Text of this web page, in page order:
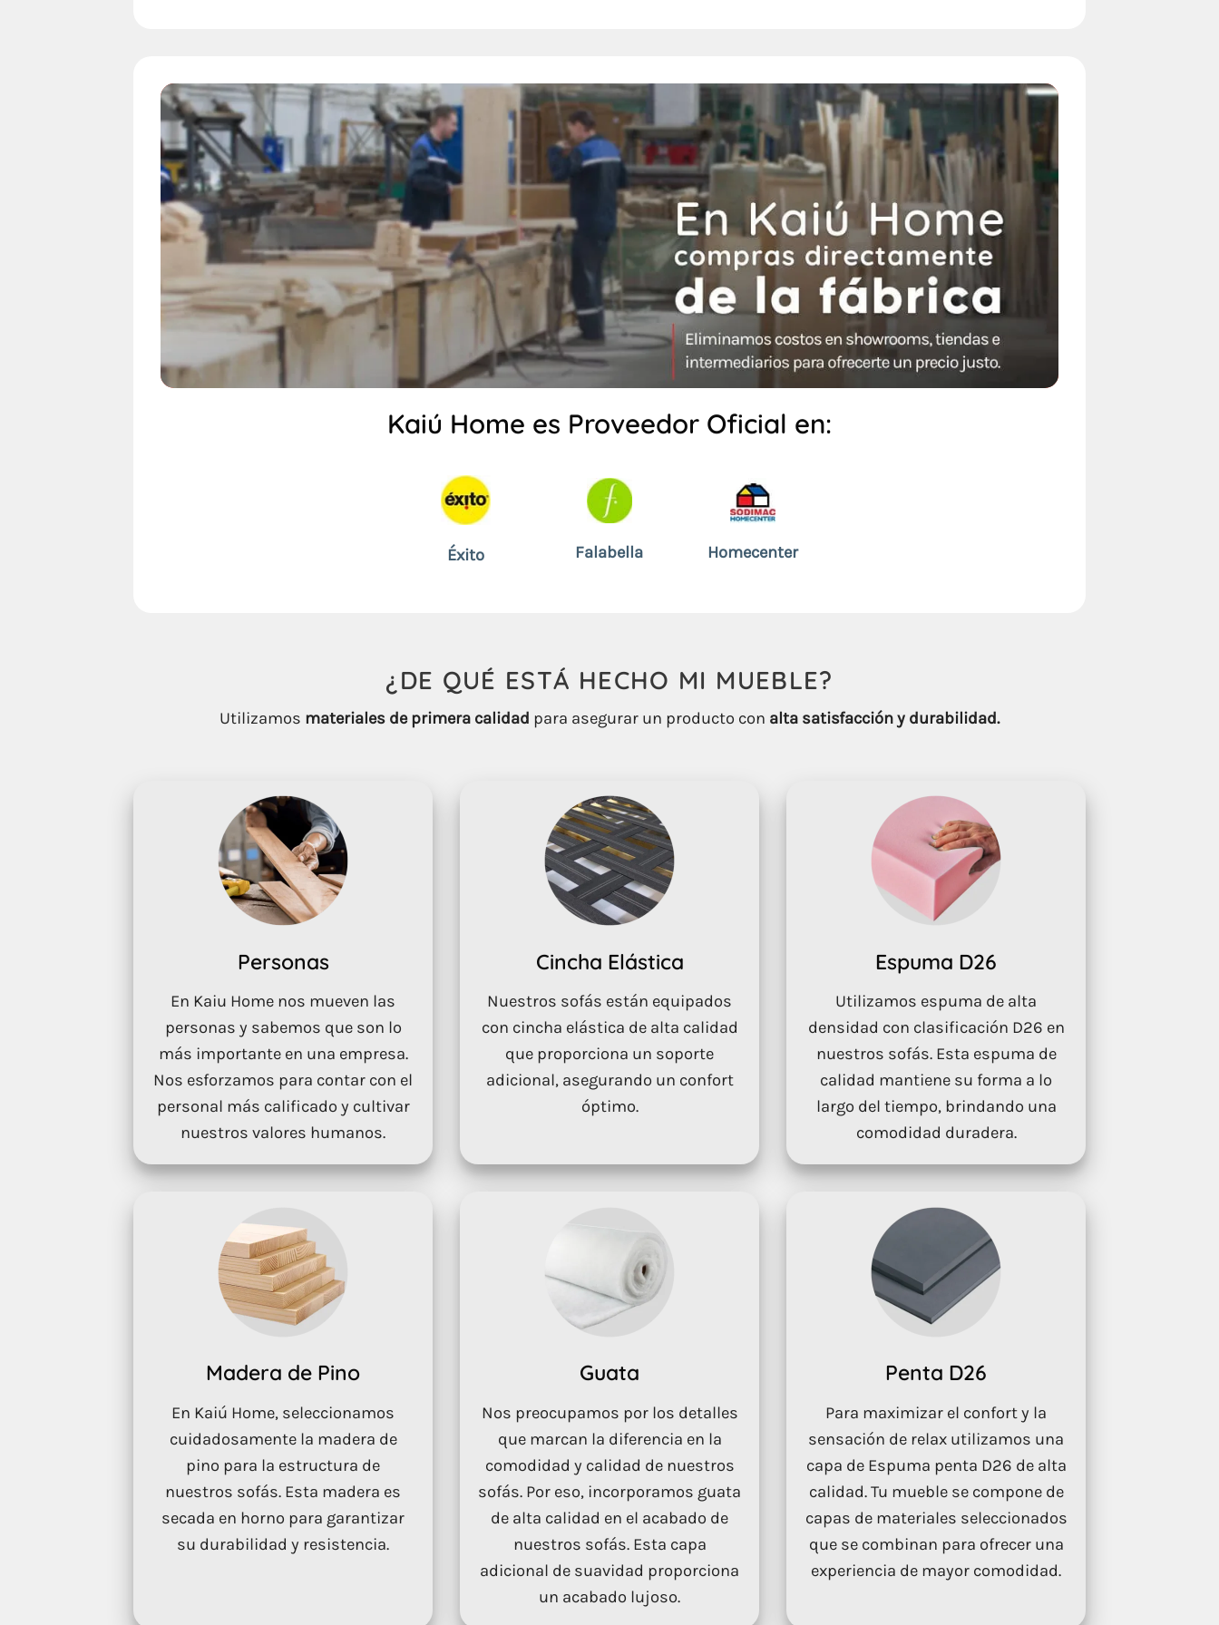
Kaiú Home es Proveedor Oficial en:
Éxito Falabella Homecenter
¿DE QUÉ ESTÁ HECHO MI MUEBLE?
Utilizamos materiales de primera calidad para asegurar un producto con alta satisfacción y durabilidad.
Personas
En Kaiu Home nos mueven las
personas y sabemos que son lo
más importante en una empresa.
Nos esforzamos para contar con el
personal más calificado y cultivar
nuestros valores humanos.
Cincha Elástica
Nuestros sofás están equipados
con cincha elástica de alta calidad
que proporciona un soporte
adicional, asegurando un confort
óptimo.
Espuma D26
Utilizamos espuma de alta
densidad con clasificación D26 en
nuestros sofás. Esta espuma de
calidad mantiene su forma a lo
largo del tiempo, brindando una
comodidad duradera.
Madera de Pino
En Kaiú Home, seleccionamos
cuidadosamente la madera de
pino para la estructura de
nuestros sofás. Esta madera es
secada en horno para garantizar
su durabilidad y resistencia.
Guata
Nos preocupamos por los detalles
que marcan la diferencia en la
comodidad y calidad de nuestros
sofás. Por eso, incorporamos guata
de alta calidad en el acabado de
nuestros sofás. Esta capa
adicional de suavidad proporciona
un acabado lujoso.
Penta D26
Para maximizar el confort y la
sensación de relax utilizamos una
capa de Espuma penta D26 de alta
calidad. Tu mueble se compone de
capas de materiales seleccionados
que se combinan para ofrecer una
experiencia de mayor comodidad.